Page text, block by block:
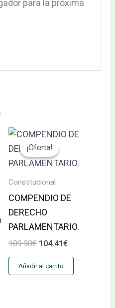
para la próxima
¡Oferta!
¡Oferta!
Constitucional
COMPENDIO DE
DERECHO
PARLAMENTARIO.
109.90€
El
precio
original
era:
104.41€
El
es:
Añadir al carrito